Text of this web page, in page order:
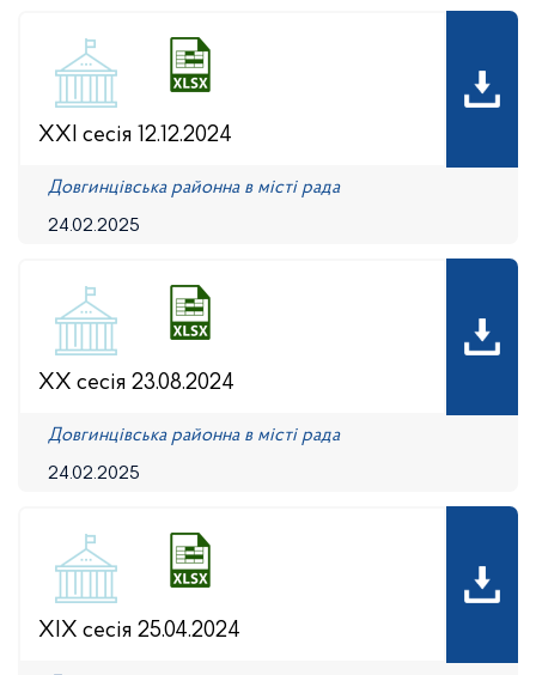
XXI сесія 12.12.2024
24.02.2025
Довгинцівська районна в місті рада
XX сесія 23.08.2024
24.02.2025
Довгинцівська районна в місті рада
XIX сесія 25.04.2024